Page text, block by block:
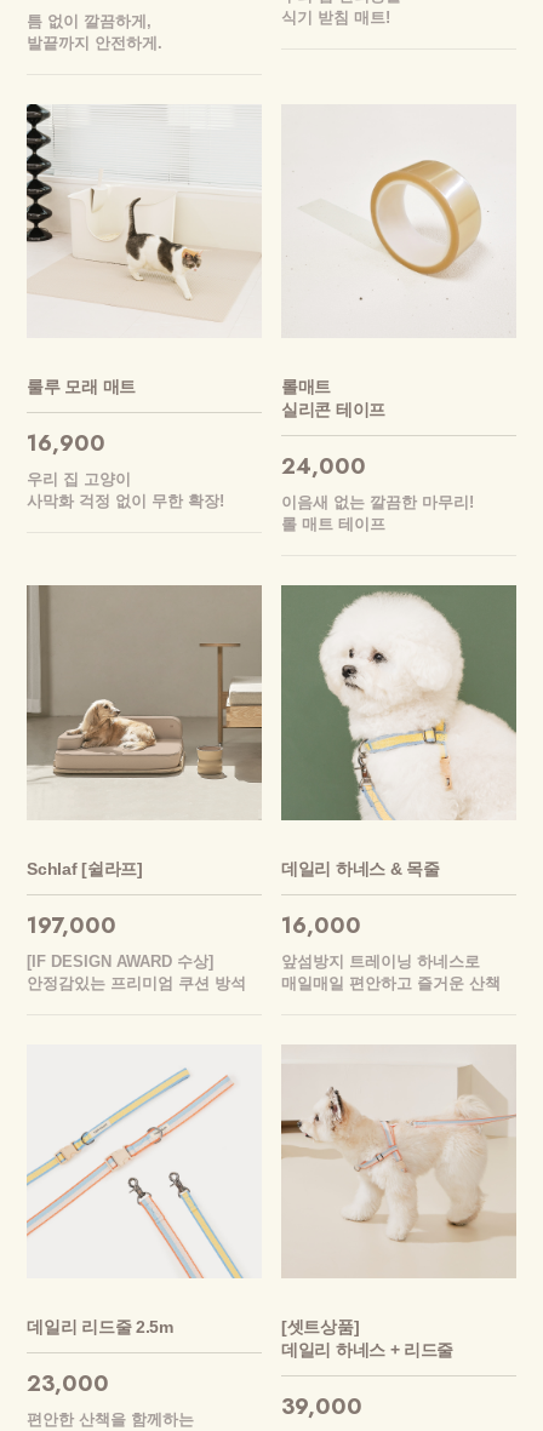
틈 없이 깔끔하게,
발끝까지 안전하게.
식기 받침 매트!
룰루 모래 매트
16,900
우리 집 고양이
사막화 걱정 없이 무한 확장!
롤매트
실리콘 테이프
24,000
이음새 없는 깔끔한 마무리!
롤 매트 테이프
Schlaf [쉴라프]
197,000
[IF DESIGN AWARD 수상]
안정감있는 프리미엄 쿠션 방석
데일리 하네스 & 목줄
16,000
앞섬방지 트레이닝 하네스로
매일매일 편안하고 즐거운 산책
데일리 리드줄 2.5m
23,000
편안한 산책을 함께하는
[셋트상품]
데일리 하네스 + 리드줄
39,000